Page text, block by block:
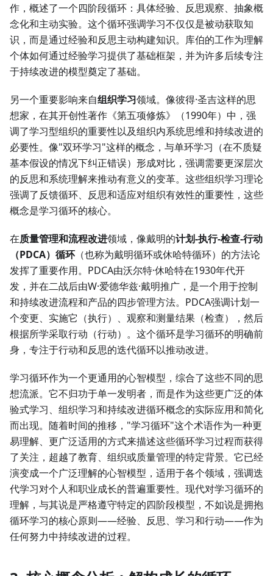
作，概述了一个四阶段循环：具体经验、反思观察、抽象概
念化和主动实验。这个循环强调学习不仅仅是被动获取知
识，而是通过经验和反思主动构建知识。库伯的工作为理解
个体如何通过经验学习提供了基础框架，并为许多后续专注
于持续改进的模型奠定了基础。
另一个重要影响来自组织学习领域。像彼得·圣吉这样的思
想家，在其开创性著作《第五项修炼》（1990年）中，强
调了学习型组织的重要性以及组织内系统思维和持续改进的
必要性。像"双环学习"这样的概念，与单环学习（在不质疑
基本假设的情况下纠正错误）形成对比，强调需要更深层次
的反思和系统理解来推动有意义的变革。这些组织学习理论
强调了反馈循环、反思和适应对组织有效性的重要性，这些
概念是学习循环的核心。
在质量管理和流程改进领域，像戴明的计划-执行-检查-行动
（PDCA）循环（也称为戴明循环或休哈特循环）的方法论
发挥了重要作用。PDCA由沃尔特·休哈特在1930年代开
发，并在二战后由W·爱德华兹·戴明推广，是一个用于控制
和持续改进流程和产品的四步管理方法。PDCA强调计划一
个变更、实施它（执行）、观察和测量结果（检查），然后
根据所学采取行动（行动）。这个循环是学习循环的明确前
身，专注于行动和反思的迭代循环以推动改进。
学习循环作为一个更通用的心智模型，综合了这些不同的思
想流派。它不归功于单一发明者，而是作为这些更广泛的体
验式学习、组织学习和持续改进循环概念的实际应用和简化
而出现。随着时间的推移，"学习循环"这个术语作为一种更
易理解、更广泛适用的方式来描述这些循环学习过程而获得
了关注，超越了教育、组织或质量管理的特定背景。它已经
演变成一个广泛理解的心智模型，适用于各个领域，强调迭
代学习对个人和职业成长的普遍重要性。现代对学习循环的
理解，与其说是严格遵守特定的四阶段模型，不如说是拥抱
循环学习的核心原则——经验、反思、学习和行动——作为
任何努力中持续改进的过程。